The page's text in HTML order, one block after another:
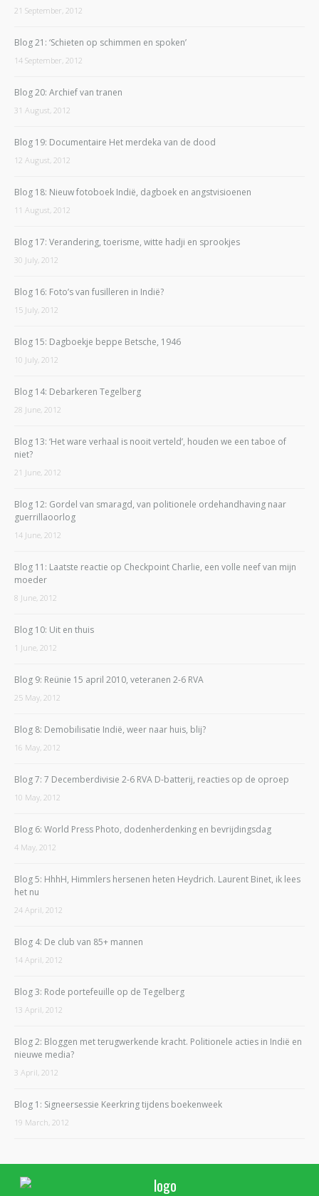
21 September, 2012
Blog 21: ‘Schieten op schimmen en spoken’
14 September, 2012
Blog 20: Archief van tranen
31 August, 2012
Blog 19: Documentaire Het merdeka van de dood
12 August, 2012
Blog 18: Nieuw fotoboek Indië, dagboek en angstvisioenen
11 August, 2012
Blog 17: Verandering, toerisme, witte hadji en sprookjes
30 July, 2012
Blog 16: Foto’s van fusilleren in Indië?
15 July, 2012
Blog 15: Dagboekje beppe Betsche, 1946
10 July, 2012
Blog 14: Debarkeren Tegelberg
28 June, 2012
Blog 13: ‘Het ware verhaal is nooit verteld’, houden we een taboe of
niet?
21 June, 2012
Blog 12: Gordel van smaragd, van politionele ordehandhaving naar
guerrillaoorlog
14 June, 2012
Blog 11: Laatste reactie op Checkpoint Charlie, een volle neef van mijn
moeder
8 June, 2012
Blog 10: Uit en thuis
1 June, 2012
Blog 9: Reünie 15 april 2010, veteranen 2-6 RVA
25 May, 2012
Blog 8: Demobilisatie Indië, weer naar huis, blij?
16 May, 2012
Blog 7: 7 Decemberdivisie 2-6 RVA D-batterij, reacties op de oproep
10 May, 2012
Blog 6: World Press Photo, dodenherdenking en bevrijdingsdag
4 May, 2012
Blog 5: HhhH, Himmlers hersenen heten Heydrich. Laurent Binet, ik lees
het nu
24 April, 2012
Blog 4: De club van 85+ mannen
14 April, 2012
Blog 3: Rode portefeuille op de Tegelberg
13 April, 2012
Blog 2: Bloggen met terugwerkende kracht. Politionele acties in Indië en
nieuwe media?
3 April, 2012
Blog 1: Signeersessie Keerkring tijdens boekenweek
19 March, 2012